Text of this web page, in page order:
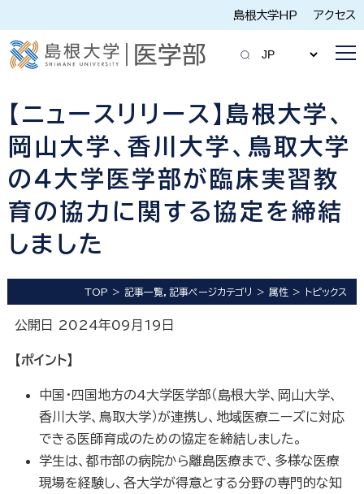
島根大学HP アクセス
【ニュースリリース】島根大学、
岡山大学、香川大学、鳥取大学
の４大学医学部が臨床実習教
育の協力に関する協定を締結
しました
TOP 記事一覧，記事ページカテゴリ 属性 トピックス
公開日 2024年09月19日
【ポイント】
中国・四国地方の4大学医学部（島根大学、岡山大学、
香川大学、鳥取大学）が連携し、地域医療ニーズに対応
できる医師育成のための協定を締結しました。
学生は、都市部の病院から離島医療まで、多様な医療
現場を経験し、各大学が得意とする分野の専門的な知